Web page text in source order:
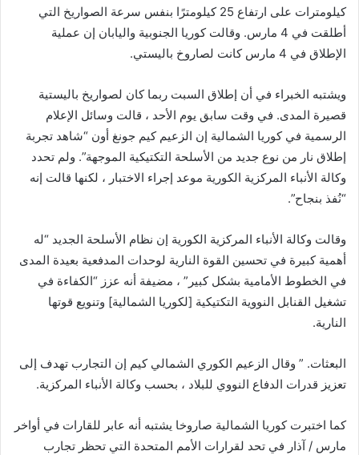
كيلومترات على ارتفاع 25 كيلومترًا بنفس سرعة الصواريخ التي
أطلقت في 4 مارس. وقالت كوريا الجنوبية واليابان إن عملية
الإطلاق في 4 مارس كانت لصاروخ باليستي.
ويشتبه الخبراء في أن إطلاق السبت ربما كان لصواريخ باليستية
قصيرة المدى. في وقت سابق يوم الأحد ، قالت وسائل الإعلام
الرسمية في كوريا الشمالية إن الزعيم كيم جونغ أون “شاهد تجربة
إطلاق نار من نوع جديد من الأسلحة التكتيكية الموجهة”. ولم تحدد
وكالة الأنباء المركزية الكورية موعد إجراء الاختبار ، لكنها قالت إنه
“نُفذ بنجاح”.
وقالت وكالة الأنباء المركزية الكورية إن نظام الأسلحة الجديد “له
أهمية كبيرة في تحسين القوة النارية لوحدات المدفعية بعيدة المدى
في الخطوط الأمامية بشكل كبير” ، مضيفة أنه عزز “الكفاءة في
تشغيل القنابل النووية التكتيكية [لكوريا الشمالية] وتنويع قوتها
النارية.
البعثات. ” وقال الزعيم الكوري الشمالي كيم إن التجارب تهدف إلى
تعزيز قدرات الدفاع النووي للبلاد ، بحسب وكالة الأنباء المركزية.
كما اختبرت كوريا الشمالية صاروخا يشتبه أنه عابر للقارات في أواخر
مارس / آذار في تحد لقرارات الأمم المتحدة التي تحظر تجارب